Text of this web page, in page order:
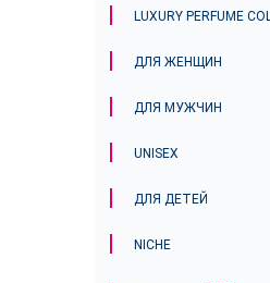
LUXURY PERFUME
ДЛЯ ЖЕНЩИН
ДЛЯ МУЖЧИН
UNISEX
ДЛЯ ДЕТЕЙ
NICHE